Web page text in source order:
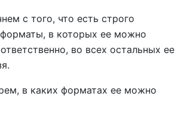
с того, что есть строго
в которых ее можно
во всех остальных ее
в каких форматах ее можно